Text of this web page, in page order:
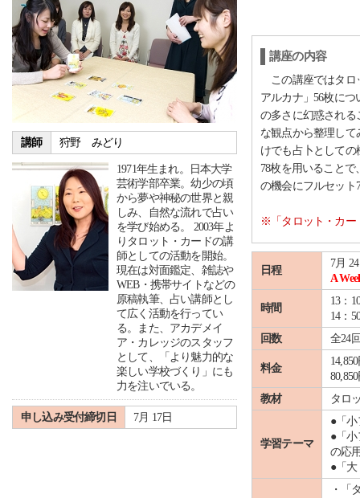
講師 狩野 みどり
1971年生まれ。日本大学
芸術学部卒業。幼少の頃
から夢や神秘の世界と親
しみ、自然な流れで占い
を学び始める。 2003年よ
りタロット・カードの講
師としての活動を開始。
現在は対面鑑定、雑誌や
WEB・携帯サイトなどの
原稿執筆、占い講師とし
て広く活動を行ってい
る。また、アカデメイ
ア・カレッジのスタッフ
として、「より魅力的な
楽しい学校づくり」にも
力を注いでいる。
申し込み受付締切日 7月 17日
講座の内容
この講座ではタロ
アルカナ」56枚に
の多さに幻惑される
な観点から整理して
けでも占卜として
78枚を用いること
の機会にフルセット
※「タロット・カー
日程
7月
A
時間
13：
14：
回数
全24
料金
教材
タロ
学習テーマ
●「
●「
の応
●「
・「